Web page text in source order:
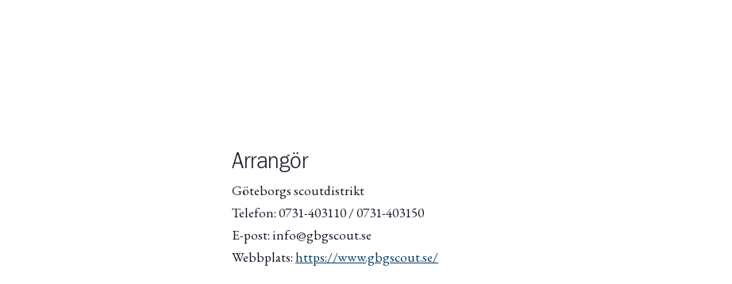
Arrangör
Göteborgs scoutdistrikt
Telefon: 0731-403110 / 0731-403150
E-post: info@gbgscout.se
Webbplats:https://www.gbgscout.se/